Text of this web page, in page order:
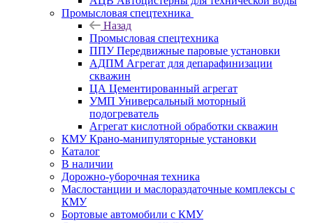
Промысловая спецтехника
Назад
Промысловая спецтехника
ППУ Передвижные паровые установки
АДПМ Агрегат для депарафинизации
скважин
ЦА Цементированный агрегат
УМП Универсальный моторный
подогреватель
Агрегат кислотной обработки скважин
КМУ Крано-манипуляторные установки
Каталог
В наличии
Дорожно-уборочная техника
Маслостанции и маслораздаточные комплексы с
КМУ
Бортовые автомобили с КМУ